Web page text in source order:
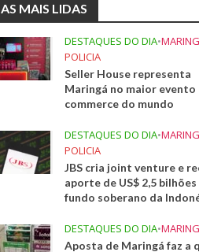
AS MAIS LIDAS
DESTAQUES DO DIA•
POLICIA
Seller House representa
Maringá no maior evento
commerce do mundo
DESTAQUES DO DIA•
POLICIA
JBS cria joint venture e
aporte de US$ 2,5 bilhões
fundo soberano da
DESTAQUES DO DIA•
Aposta de Maringá faz a